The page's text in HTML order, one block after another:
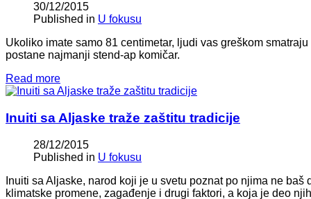
30/12/2015
Published in U fokusu
Ukoliko imate samo 81 centimetar, ljudi vas greškom
postane najmanji stend-ap komičar.
Read more
Inuiti sa Aljaske traže zaštitu tradicije
28/12/2015
Published in U fokusu
Inuiti sa Aljaske, narod koji je u svetu poznat po njima ne
klimatske promene, zagađenje i drugi faktori, a koja je deo